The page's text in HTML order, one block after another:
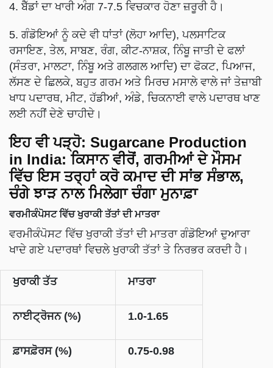
4. ਬੈੱਡਾਂ ਦਾ ਖਾਰੀ ਅੰਗ 7-7.5 ਵਿਚਕਾਰ ਹੋਣਾ ਜ਼ਰੂਰੀ ਹੈ।
5. ਗੰਡੋਇਆਂ ਨੂੰ ਕਦੇ ਵੀ ਧਾਂਤਾਂ (ਲੋਹਾ ਆਦਿ), ਪਲਸਾਟਿਕ
ਰਸਾਇਣ, ਤੇਲ, ਸਾਬਣ, ਰੰਗ, ਕੀਟ-ਨਾਸ਼ਕ, ਨਿੰਬੂ ਜਾਤੀ ਦੇ ਫਲਾਂ
(ਸੰਤਰਾ, ਮਾਲਟਾ, ਨਿੰਬੂ ਅਤੇ ਗਲਗਲ ਆਦਿ) ਦਾ ਫੋਕਟ, ਪਿਆਜ,
ਲੱਸਣ ਦੇ ਛਿਲਕੇ, ਬਹੁਤ ਗਰਮ ਅਤੇ ਮਿਰਚ ਮਸਾਲੇ ਵਾਲੇ ਜਾਂ ਤੇਜ਼ਾਬੀ
ਖਾਧ ਪਦਾਰਥ, ਮੀਟ, ਹੱਡੀਆਂ, ਅੰਡੇ, ਚਿਕਨਾਈ ਵਾਲੇ ਪਦਾਰਥ ਖਾਣ
ਲਈ ਨਹੀਂ ਦੇਣੇ ਚਾਹੀਦੇ।
ਇਹ ਵੀ ਪੜ੍ਹੋ: Sugarcane Production
in India: ਕਿਸਾਨ ਵੀਰੋਂ, ਗਰਮੀਆਂ ਦੇ ਮੌਸਮ
ਵਿੱਚ ਇਸ ਤਰ੍ਹਾਂ ਕਰੋ ਕਮਾਦ ਦੀ ਸਾਂਭ ਸੰਭਾਲ,
ਚੰਗੇ ਝਾੜ ਨਾਲ ਮਿਲੇਗਾ ਚੰਗਾ ਮੁਨਾਫ਼ਾ
ਵਰਮੀਕੰਪੋਸਟ ਵਿੱਚ ਖੁਰਾਕੀ ਤੱਤਾਂ ਦੀ ਮਾਤਰਾ
ਵਰਮੀਕੰਪੋਸਟ ਵਿੱਚ ਖੁਰਾਕੀ ਤੱਤਾਂ ਦੀ ਮਾਤਰਾ ਗੰਡੋਇਆਂ ਦੁਆਰਾ
ਖਾਦੇ ਗਏ ਪਦਾਰਥਾਂ ਵਿਚਲੇ ਖੁਰਾਕੀ ਤੱਤਾਂ ਤੇ ਨਿਰਭਰ ਕਰਦੀ ਹੈ।
ਖੁਰਾਕੀ ਤੱਤ ਮਾਤਰਾ
ਨਾਈਟ੍ਰੋਜਨ (%) 1.0-1.65
ਫ਼ਾਸਫ਼ੋਰਸ (%) 0.75-0.98